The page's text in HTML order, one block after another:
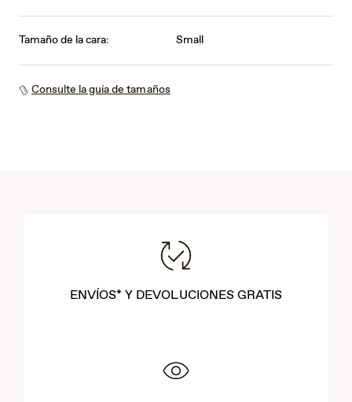
Tamaño de la cara: Small
Consulte la guía de tamaños
ENVÍOS* Y DEVOLUCIONES GRATIS